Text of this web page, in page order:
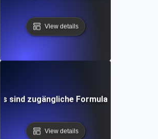
View details
sind zugängliche Formulare?
View details